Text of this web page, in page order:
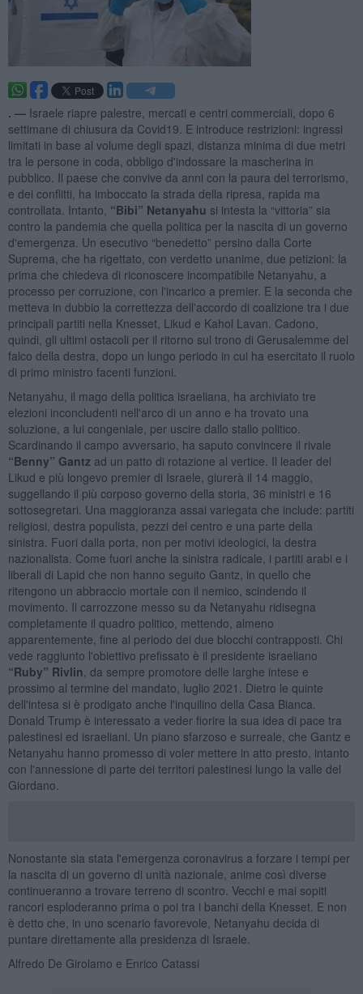
. — Israele riapre palestre, mercati e centri commerciali, dopo 6
settimane di chiusura da Covid19. E introduce restrizioni: ingressi
limitati in base al volume degli spazi, distanza minima di due metri
tra le persone in coda, obbligo d'indossare la mascherina in
pubblico. Il paese che convive da anni con la paura del terrorismo,
e dei conflitti, ha imboccato la strada della ripresa, rapida ma
controllata. Intanto, “Bibi” Netanyahu si intesta la “vittoria” sia
contro la pandemia che quella politica per la nascita di un governo
d'emergenza. Un esecutivo “benedetto” persino dalla Corte
Suprema, che ha rigettato, con verdetto unanime, due petizioni: la
prima che chiedeva di riconoscere incompatibile Netanyahu, a
processo per corruzione, con l'incarico a premier. E la seconda che
metteva in dubbio la correttezza dell'accordo di coalizione tra i due
principali partiti nella Knesset, Likud e Kahol Lavan. Cadono,
quindi, gli ultimi ostacoli per il ritorno sul trono di Gerusalemme del
falco della destra, dopo un lungo periodo in cui ha esercitato il ruolo
di primo ministro facenti funzioni.
Netanyahu, il mago della politica israeliana, ha archiviato tre
elezioni inconcludenti nell'arco di un anno e ha trovato una
soluzione, a lui congeniale, per uscire dallo stallo politico.
Scardinando il campo avversario, ha saputo convincere il rivale
“Benny” Gantz ad un patto di rotazione al vertice. Il leader del
Likud e più longevo premier di Israele, giurerà il 14 maggio,
suggellando il più corposo governo della storia, 36 ministri e 16
sottosegretari. Una maggioranza assai variegata che include: partiti
religiosi, destra populista, pezzi del centro e una parte della
sinistra. Fuori dalla porta, non per motivi ideologici, la destra
nazionalista. Come fuori anche la sinistra radicale, i partiti arabi e i
liberali di Lapid che non hanno seguito Gantz, in quello che
ritengono un abbraccio mortale con il nemico, scindendo il
movimento. Il carrozzone messo su da Netanyahu ridisegna
completamente il quadro politico, mettendo, almeno
apparentemente, fine al periodo dei due blocchi contrapposti. Chi
vede raggiunto l'obiettivo prefissato è il presidente israeliano
“Ruby” Rivlin , da sempre promotore delle larghe intese e
prossimo al termine del mandato, luglio 2021. Dietro le quinte
dell'intesa si è prodigato anche l'inquilino della Casa Bianca.
Donald Trump è interessato a veder fiorire la sua idea di pace tra
palestinesi ed israeliani. Un piano sfarzoso e surreale, che Gantz e
Netanyahu hanno promesso di voler mettere in atto presto, intanto
con l'annessione di parte dei territori palestinesi lungo la valle del
Giordano.
Nonostante sia stata l'emergenza coronavirus a forzare i tempi per
la nascita di un governo di unità nazionale, anime così diverse
continueranno a trovare terreno di scontro. Vecchi e mai sopiti
rancori esploderanno prima o poi tra i banchi della Knesset. E non
è detto che, in uno scenario favorevole, Netanyahu decida di
puntare direttamente alla presidenza di Israele.
Alfredo De Girolamo e Enrico Catassi